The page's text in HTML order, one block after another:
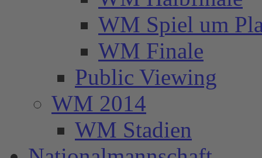
WM Spiel um
WM Finale
Public Viewing
WM 2014
WM Stadien